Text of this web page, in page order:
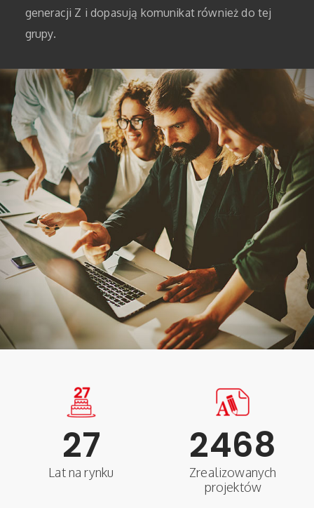
generacji Z i dopasują komunikat również do tej
grupy.
27
Lat na rynku
2468
Zrealizowanych
projektów